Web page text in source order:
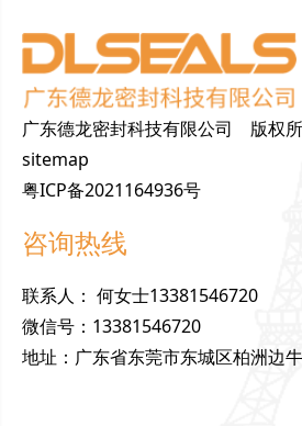
广东德龙密封科技有限公司 版权
sitemap
粤ICP备2021164936号
咨询热线
联系人 ： 何女士13381546720
微信号 ： 13381546720
地址 ： 广东省东莞市东城区柏洲边